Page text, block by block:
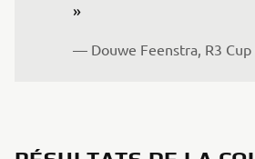
»
— Douwe Feenstra, R3 Cup